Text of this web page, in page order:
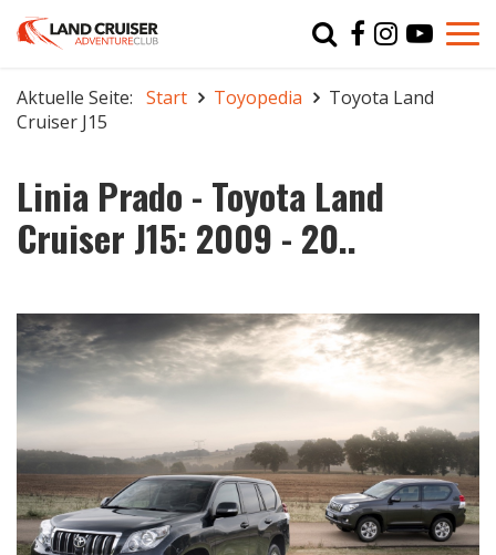
Aktuelle Seite: Start Toyopedia
Toyota Land
Cruiser J15
Linia Prado - Toyota Land
Cruiser J15: 2009 - 20..